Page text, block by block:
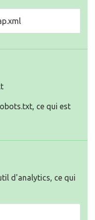
ce qui est
d'analytics, ce qui